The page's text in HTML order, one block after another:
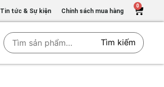
Tin tức & Sự kiện Chính sách mua hàng
0
Tìm kiếm